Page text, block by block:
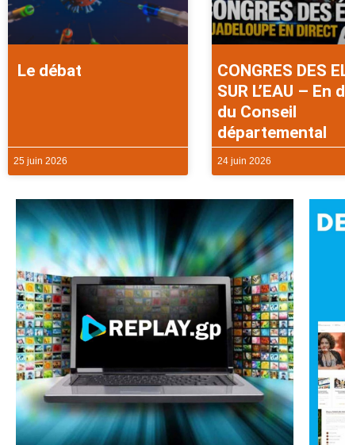
Le débat
25 juin 2026
CONGRES DES
SUR L’EAU – En
du Conseil
départemental
24 juin 2026